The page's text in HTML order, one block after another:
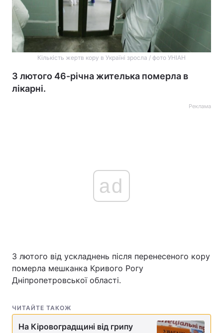
Кількість жертв кору в Україні зросла / фото УНІАН
3 лютого 46-річна жителька померла в
лікарні.
Реклама
ad
3 лютого від ускладнень після перенесеного кору
померла мешканка Кривого Рогу
Дніпропетровської області.
ЧИТАЙТЕ ТАКОЖ
На Кіровоградщині від грипу